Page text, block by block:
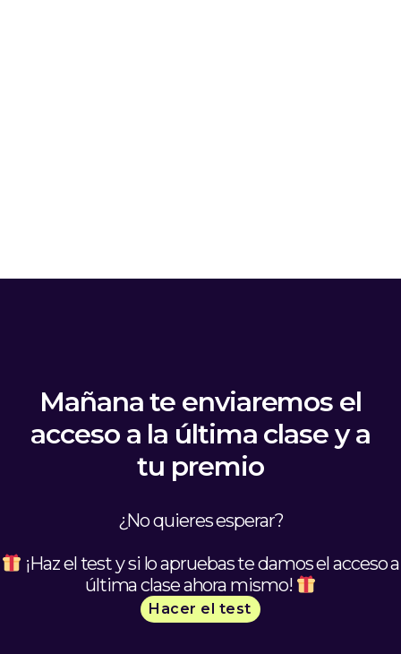
Mañana te enviaremos el
acceso a la última clase y a
tu premio
¿No quieres esperar?
¡Haz el test y si lo apruebas te damos el acceso a
última clase ahora mismo!
Hacer el test